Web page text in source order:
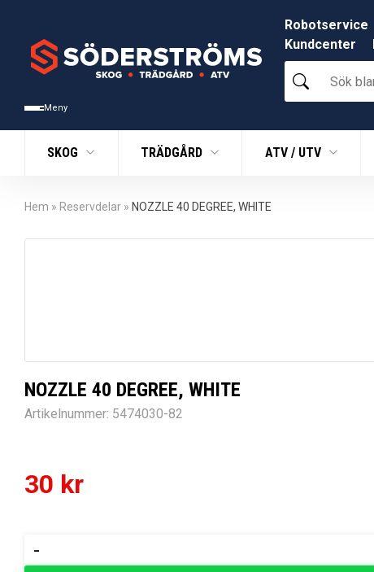
Meny
Robotservice
Kundcenter
Sök
bland
produkter
SKOG TRÄDGÅRD ATV / UTV
Hem » Reservdelar » NOZZLE 40 DEGREE, WHITE
NOZZLE 40 DEGREE, WHITE
Artikelnummer: 5474030-82
30 kr
-
40